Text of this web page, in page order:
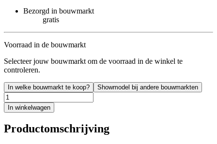
Bezorgd in bouwmarkt
gratis
Voorraad in de bouwmarkt
Selecteer jouw bouwmarkt om de voorraad in de winkel te
controleren.
In welke bouwmarkt te koop? Showmodel bij andere bouwmarkten
In winkelwagen
Productomschrijving